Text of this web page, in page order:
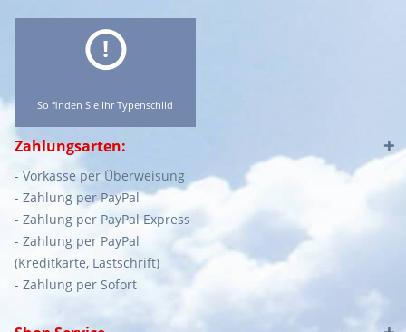
So finden Sie Ihr Typenschild
Zahlungsarten:
- Vorkasse per Überweisung
- Zahlung per PayPal
- Zahlung per PayPal Express
- Zahlung per PayPal
(Kreditkarte, Lastschrift)
- Zahlung per Sofort